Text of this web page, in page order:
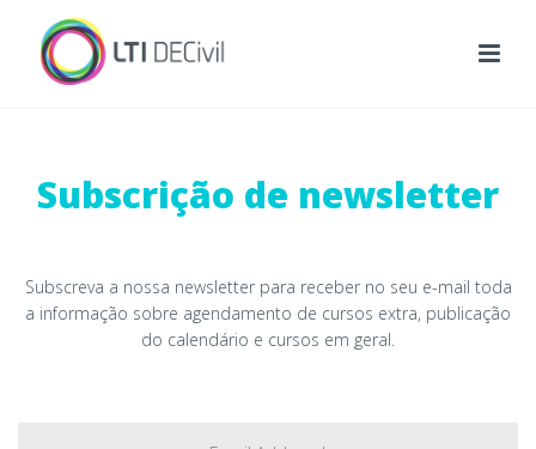
Subscrição de newsletter
Subscreva a nossa newsletter para receber no seu e-mail toda
a informação sobre agendamento de cursos extra, publicação
do calendário e cursos em geral.